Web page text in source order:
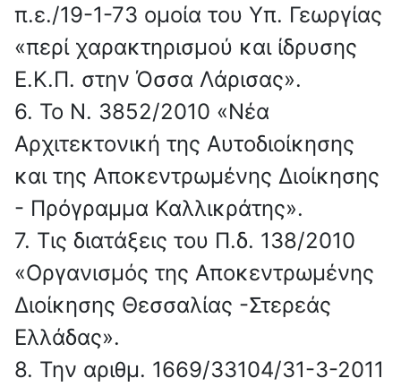
π.ε./19-1-73 ομοία του Υπ. Γεωργίας
«περί χαρακτηρισμού και ίδρυσης
Ε.Κ.Π. στην Όσσα Λάρισας».
6. Το Ν. 3852/2010 «Νέα
Αρχιτεκτονική της Αυτοδιοίκησης
και της Αποκεντρωμένης Διοίκησης
- Πρόγραμμα Καλλικράτης».
7. Τις διατάξεις του Π.δ. 138/2010
«Οργανισμός της Αποκεντρωμένης
Διοίκησης Θεσσαλίας -Στερεάς
Ελλάδας».
8. Την αριθμ. 1669/33104/31-3-2011